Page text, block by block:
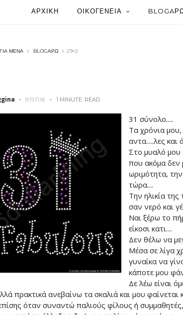
ΑΡΧΙΚΗ ΟΙΚΟΓΕΝΕΙΑ
ΜΈΝΑ BLOGΆΡΩ 29+2
8:19 Π.Μ. 1 MINUTE READ
31 σύνολο.....
Τα χρόνια
αντα.....λες και
Στο μυαλό μου
που ακόμα
ωριμότητα,
τώρα....
Την ηλικία
σαν νερό και
Ναι ξέρω το
είκοσι κατι....
Δεν θέλω να
Μέσα σε λίγα
γυναίκα να
κάποτε μου
Δε λέω είναι
πρακτικά ανεβαίνω τα σκαλιά και μου φαίνεται
όταν συναντώ παλιούς φίλους ή συμμαθητές,